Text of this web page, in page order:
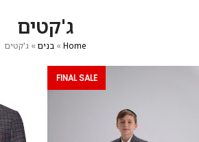
ג'קטים
Home
» בנים » ג'קטים
FINAL SALE